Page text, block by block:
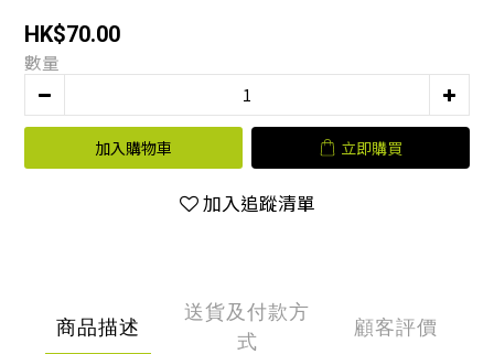
HK$70.00
數量
加入購物車 立即購買
加入追蹤清單
商品描述
送貨及付款方
式
顧客評價